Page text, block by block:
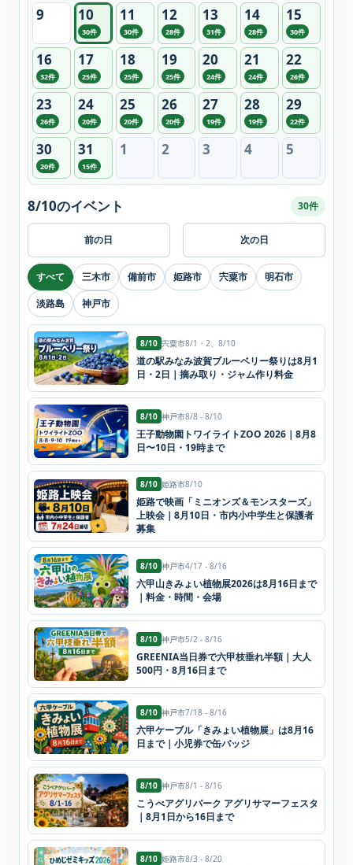
9 10
30件
11
30件
12
28件
13
31件
14
28件
15
30件
16
32件
17
25件
18
25件
19
25件
20
24件
21
24件
22
26件
23
26件
24
20件
25
20件
26
20件
27
19件
28
19件
29
22件
30
20件
31
15件
1 2 3 4 5
前の日
8/10のイベント 30件
次の日
すべて 三木市 備前市 姫路市 宍粟市
明石市
淡路島
神戸市
8/10 宍粟市8/1・2、8/10
道の駅みなみ波賀ブルーベリー祭りは8月1
日・2日｜摘み取り・ジャム作り料金
8/10 神戸市8/8 - 8/10
王子動物園トワイライトZOO 2026｜8月8
日〜10日・19時まで
8/10 姫路市8/10
姫路で映画「ミニオンズ＆モンスターズ」
上映会｜8月10日・市内小中学生と保護者
募集
8/10 神戸市4/17 - 8/16
六甲山きみょい植物展2026は8月16日まで
｜料金・時間・会場
8/10 神戸市5/2 - 8/16
GREENIA当日券で六甲枝垂れ半額｜大人
500円・8月16日まで
8/10 神戸市7/18 - 8/16
六甲ケーブル「きみょい植物展」は8月16
日まで｜小児券で缶バッジ
8/10 神戸市8/1 - 8/16
こうべアグリパーク アグリサマーフェスタ
｜8月1日から16日まで
8/10 姫路市8/3 - 8/20